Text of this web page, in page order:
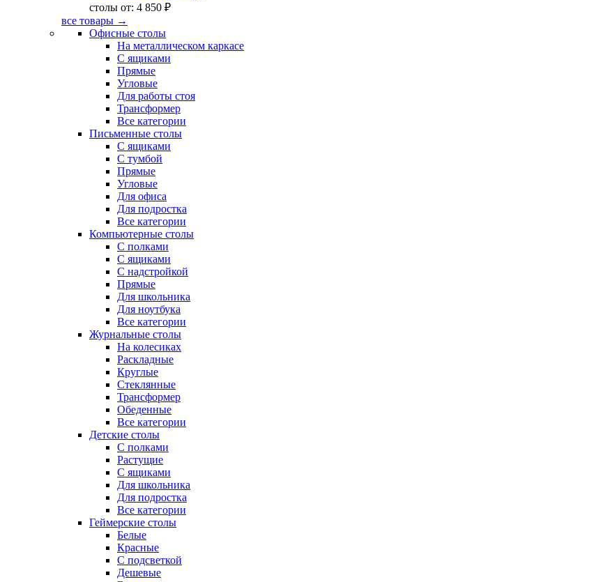
столы от: 4 850 ₽
все товары →
Офисные столы
На металлическом каркасе
С ящиками
Прямые
Угловые
Для работы стоя
Трансформер
Все категории
Письменные столы
С ящиками
С тумбой
Прямые
Угловые
Для офиса
Для подростка
Все категории
Компьютерные столы
С полками
С ящиками
С надстройкой
Прямые
Для школьника
Для ноутбука
Все категории
Журнальные столы
На колесиках
Раскладные
Круглые
Стеклянные
Трансформер
Обеденные
Все категории
Детские столы
С полками
Растущие
С ящиками
Для школьника
Для подростка
Все категории
Геймерские столы
Белые
Красные
С подсветкой
Дешевые